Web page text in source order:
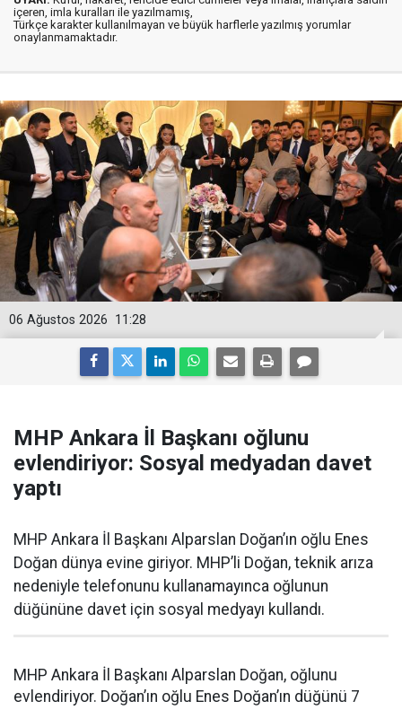
içeren, imla kuralları ile yazılmamış,
Türkçe karakter kullanılmayan ve büyük harflerle yazılmış yorumlar
onaylanmamaktadır.
11:28
06 Ağustos 2026
MHP Ankara İl Başkanı oğlunu
evlendiriyor: Sosyal medyadan davet
yaptı
MHP Ankara İl Başkanı Alparslan Doğan’ın oğlu Enes
Doğan dünya evine giriyor. MHP’li Doğan, teknik arıza
nedeniyle telefonunu kullanamayınca oğlunun
düğününe davet için sosyal medyayı kullandı.
MHP Ankara İl Başkanı Alparslan Doğan, oğlunu
evlendiriyor. Doğan’ın oğlu Enes Doğan’ın düğünü 7